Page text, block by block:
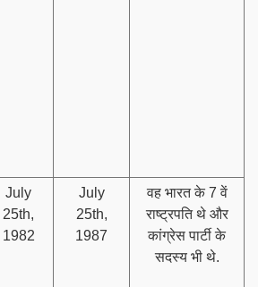
July
25th,
1982
July
25th,
1987
वह भारत के 7 वें
राष्ट्रपति थे और
कांग्रेस पार्टी के
सदस्य भी थे.